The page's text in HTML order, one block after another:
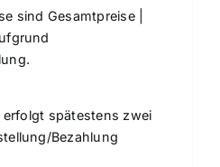
sind Gesamtpreise |
erfolgt spätestens zwei
Bezahlung